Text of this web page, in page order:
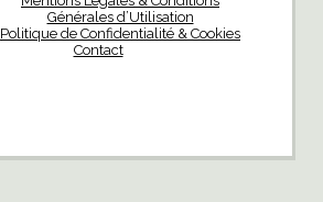
Générales d’Utilisation
Politique de Confidentialité & Cookies
Contact